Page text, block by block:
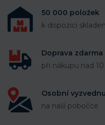
50 000 položek
k dispozici
Doprava zdarma
při nákupu nad
Osobní
na naší pobočce